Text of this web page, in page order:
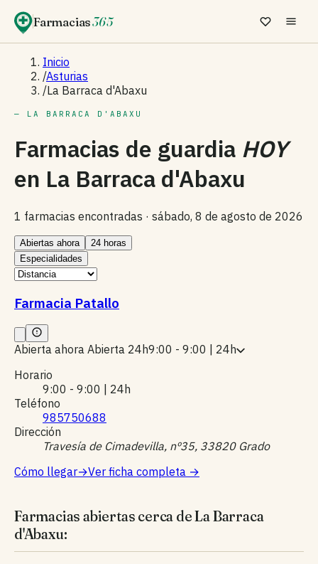
Farmacias365
Inicio
/Asturias
/La Barraca d'Abaxu
— LA BARRACA D'ABAXU
Farmacias de guardia HOY
en La Barraca d'Abaxu
1 farmacias encontradas · sábado, 8 de agosto de 2026
Abiertas ahora
24 horas
Especialidades
Farmacia Patallo
Abierta ahora Abierta 24h9:00 - 9:00 | 24h
Horario
9:00 - 9:00 | 24h
Teléfono
985750688
Dirección
Travesía de Cimadevilla, nº35, 33820 Grado
Cómo llegar→Ver ficha completa →
Farmacias abiertas cerca de La Barraca
d'Abaxu: